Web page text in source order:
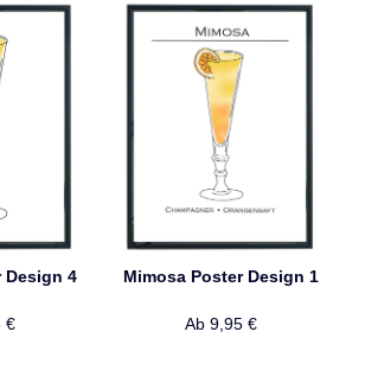
Design 4
€
Mimosa Poster Design 1
Ab 9,95 €